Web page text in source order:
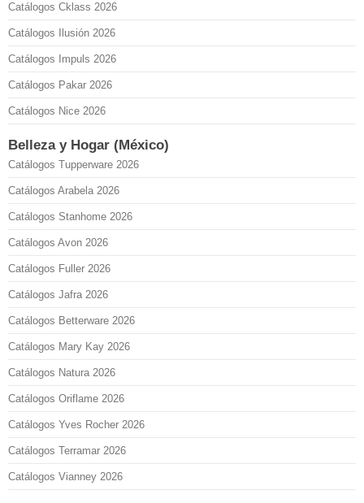
Catálogos Cklass 2026
Catálogos Ilusión 2026
Catálogos Impuls 2026
Catálogos Pakar 2026
Catálogos Nice 2026
Belleza y Hogar (México)
Catálogos Tupperware 2026
Catálogos Arabela 2026
Catálogos Stanhome 2026
Catálogos Avon 2026
Catálogos Fuller 2026
Catálogos Jafra 2026
Catálogos Betterware 2026
Catálogos Mary Kay 2026
Catálogos Natura 2026
Catálogos Oriflame 2026
Catálogos Yves Rocher 2026
Catálogos Terramar 2026
Catálogos Vianney 2026